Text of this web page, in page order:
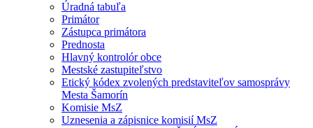
Úradná tabuľa
Primátor
Zástupca primátora
Prednosta
Hlavný kontrolór obce
Mestské zastupiteľstvo
Etický kódex zvolených predstaviteľov samosprávy
Mesta Šamorín
Komisie MsZ
Uznesenia a zápisnice komisií MsZ